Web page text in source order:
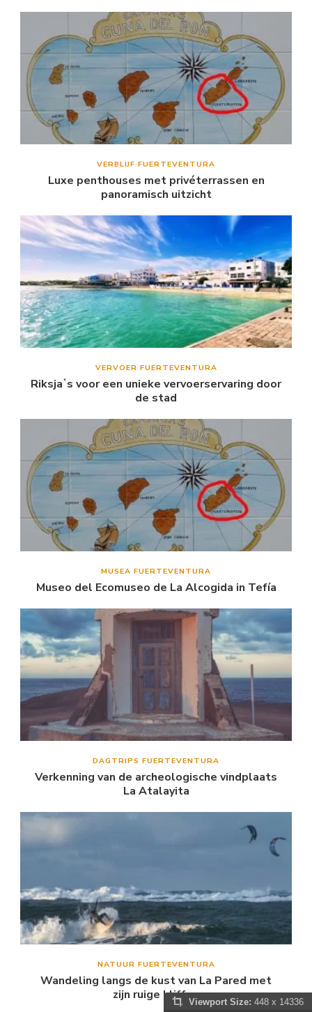
VERBLIJF FUERTEVENTURA
Luxe penthouses met privéterrassen en
panoramisch uitzicht
VERVOER FUERTEVENTURA
Riksjaʼs voor een unieke vervoerservaring door
de stad
MUSEA FUERTEVENTURA
Museo del Ecomuseo de La Alcogida in Tefía
DAGTRIPS FUERTEVENTURA
Verkenning van de archeologische vindplaats
La Atalayita
NATUUR FUERTEVENTURA
Wandeling langs de kust van La Pared met
zijn ruige kliffenViewport Size: 448 x 14336